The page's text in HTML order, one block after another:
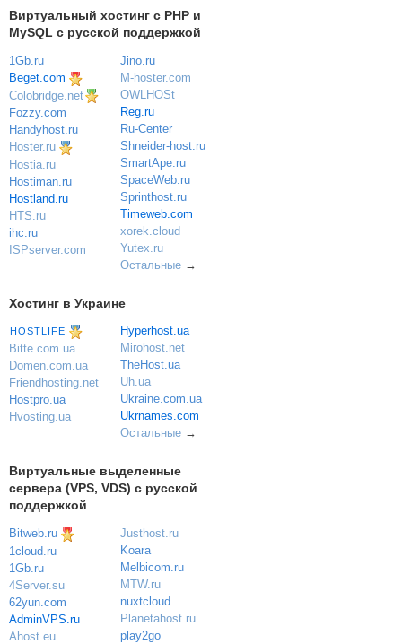
Виртуальный хостинг c PHP и
MySQL с русской поддержкой
1Gb.ru
Beget.com
Colobridge.net
Fozzy.com
Handyhost.ru
Hoster.ru
Hostia.ru
Hostiman.ru
Hostland.ru
HTS.ru
ihc.ru
ISPserver.com
Jino.ru
M-hoster.com
OWLHOSt
Reg.ru
Ru-Center
Shneider-host.ru
SmartApe.ru
SpaceWeb.ru
Sprinthost.ru
Timeweb.com
xorek.cloud
Yutex.ru
Остальные→
Хостинг в Украине
HOSTLIFE
Bitte.com.ua
Domen.com.ua
Friendhosting.net
Hostpro.ua
Hvosting.ua
Hyperhost.ua
Mirohost.net
TheHost.ua
Uh.ua
Ukraine.com.ua
Ukrnames.com
Остальные→
Виртуальные выделенные
сервера (VPS, VDS) с русской
поддержкой
Bitweb.ru
1cloud.ru
1Gb.ru
4Server.su
62yun.com
AdminVPS.ru
Ahost.eu
Justhost.ru
Koara
Melbicom.ru
MTW.ru
nuxtcloud
Planetahost.ru
play2go